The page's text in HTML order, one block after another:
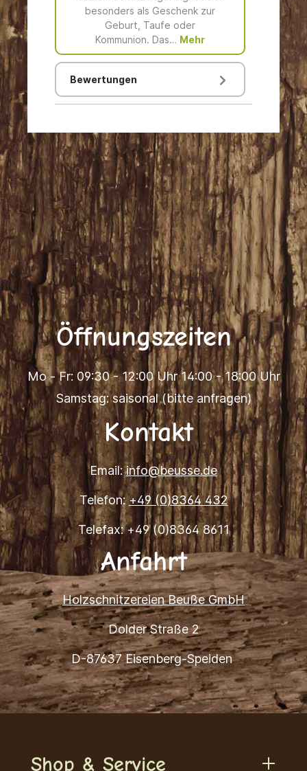
besonders als Geschenk zur
Geburt, Taufe oder
Kommunion. Das… Mehr
Bewertungen
Öffnungszeiten
Mo - Fr: 09:30 - 12:00 Uhr 14:00 - 18:00 Uhr
Samstag: saisonal (bitte anfragen)
Kontakt
Email:info@beusse.de
Telefon:+49 (0)8364 432
Telefax: +49 (0)8364 8611
Anfahrt
Holzschnitzereien Beuße GmbH
Dolder Straße 2
D-87637 Eisenberg-Speiden
Shop & Service